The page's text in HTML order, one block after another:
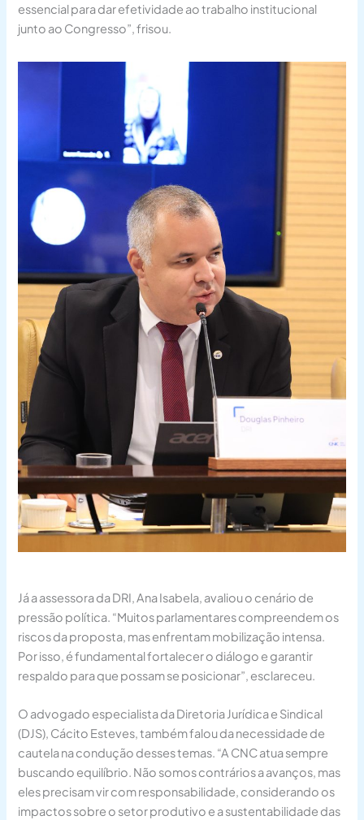
essencial para dar efetividade ao trabalho institucional
junto ao Congresso”, frisou.
Já a assessora da DRI, Ana Isabela, avaliou o cenário de
pressão política. “Muitos parlamentares compreendem os
riscos da proposta, mas enfrentam mobilização intensa.
Por isso, é fundamental fortalecer o diálogo e garantir
respaldo para que possam se posicionar”, esclareceu.
O advogado especialista da Diretoria Jurídica e Sindical
(DJS), Cácito Esteves, também falou da necessidade de
cautela na condução desses temas. “A CNC atua sempre
buscando equilíbrio. Não somos contrários a avanços, mas
eles precisam vir com responsabilidade, considerando os
impactos sobre o setor produtivo e a sustentabilidade das